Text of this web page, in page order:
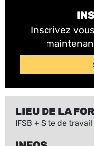
Inscrivez
LIEU DE LA
IFSB + Site de